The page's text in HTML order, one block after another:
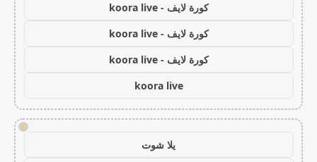
كورة لايف - koora live
كورة لايف - koora live
كورة لايف - koora live
koora live
!
يلا شوت